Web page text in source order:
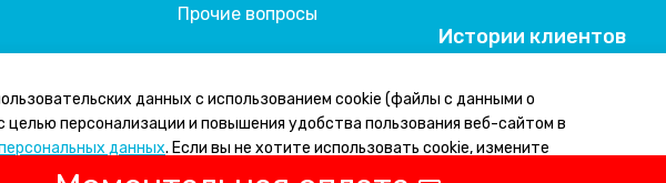
данных с использованием cookie (файлы с данными о
персонализации и повышения удобства пользования веб-сайтом в
данных. Если вы не хотите использовать cookie, измените
Прочие вопросы
Истории клиентов